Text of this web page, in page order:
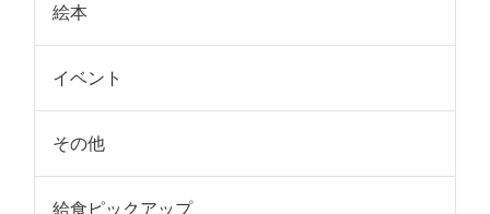
絵本
イベント
その他
給食ピックアップ